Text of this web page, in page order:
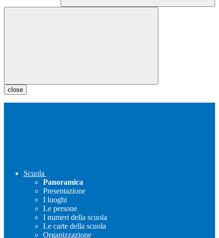
close
Scuola
Panoramica
Presentazione
I luoghi
Le persone
I numeri della scuola
Le carte della scuola
Organizzazione